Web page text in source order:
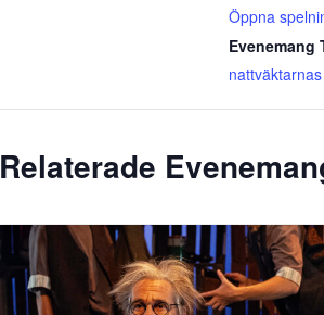
Öppna
Evenemang
Relaterade